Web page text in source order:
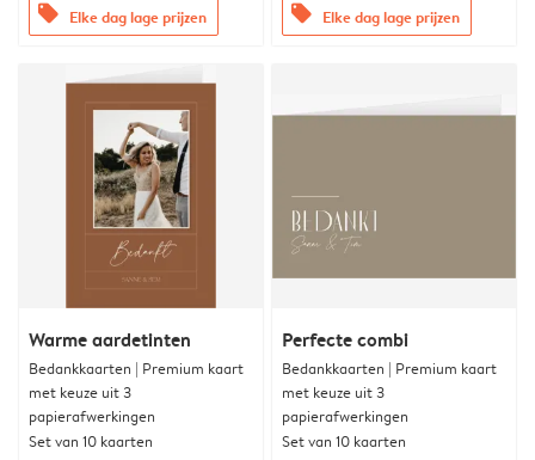
offers Elke dag lage prijzen offers Elke dag lage prijzen
Warme aardetinten
Bedankkaarten | Premium kaart
met keuze uit 3
papierafwerkingen
Set van 10 kaarten
Perfecte combi
Bedankkaarten | Premium kaart
met keuze uit 3
papierafwerkingen
Set van 10 kaarten